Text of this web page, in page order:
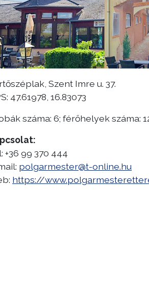
Szent Imre u. 37.
47.61978, 16.83073
száma: 6; férőhelyek száma:
+36 99 370 444
polgarmester@t-online.hu
https://